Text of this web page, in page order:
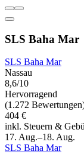
SLS Baha Mar
SLS Baha Mar
Nassau
8,6/10
Hervorragend
(1.272
404 €
inkl. Steuern &
17. Aug.–18. Aug.
SLS Baha Mar